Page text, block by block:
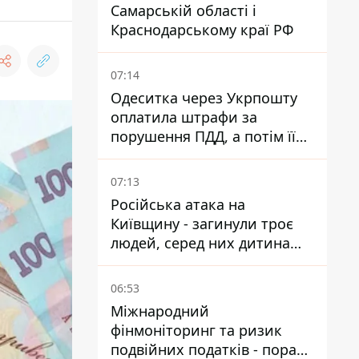
Самарській області і
Краснодарському краї РФ
07:14
Одеситка через Укрпошту
оплатила штрафи за
порушення ПДД, а потім її
рахунки заблокували - в
чому причина і що вирішив
07:13
Російська атака на
Київщину - загинули троє
людей, серед них дитина
2022 року народження
06:53
Міжнародний
фінмоніторинг та ризик
подвійних податків - поради